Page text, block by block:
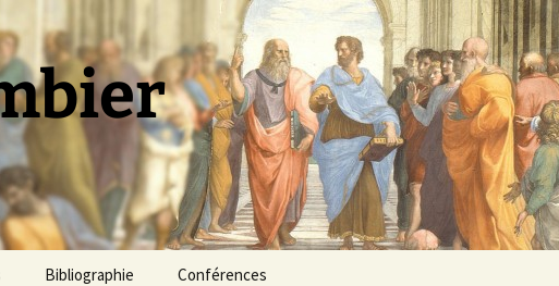
Bibliographie Conférences